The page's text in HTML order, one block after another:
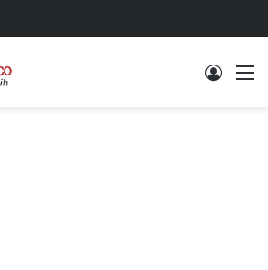
Log In